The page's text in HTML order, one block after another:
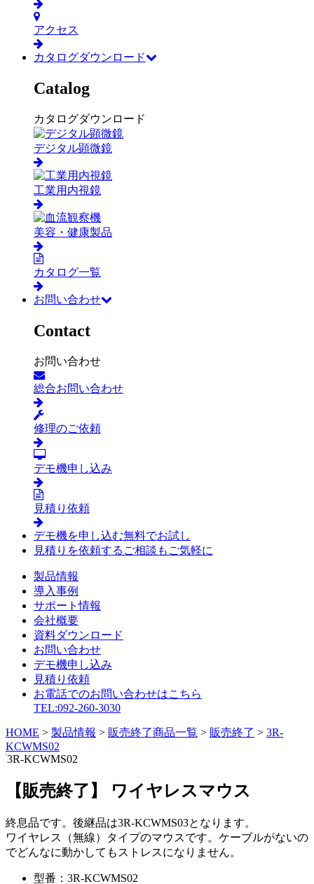
アクセス
カタログダウンロード
Catalog
カタログダウンロード
デジタル顕微鏡
工業用内視鏡
美容・健康製品
カタログ一覧
お問い合わせ
Contact
お問い合わせ
総合お問い合わせ
修理のご依頼
デモ機申し込み
見積り依頼
デモ機を申し込む無料でお試し
見積りを依頼する ご相談もご気軽に
製品情報
導入事例
サポート情報
会社概要
資料ダウンロード
お問い合わせ
デモ機申し込み
見積り依頼
お電話でのお問い合わせはこちら
TEL:092-260-3030
HOME > 製品情報 > 販売終了商品一覧 > 販売終了 > 3R-
KCWMS02
3R-KCWMS02
【販売終了】 ワイヤレスマウス
終息品です。後継品は3R-KCWMS03となります。
ワイヤレス（無線）タイプのマウスです。ケーブルがないの
でどんなに動かしてもストレスになりません。
型番： 3R-KCWMS02